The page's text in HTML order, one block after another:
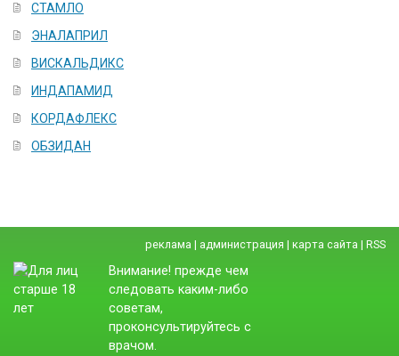
СТАМЛО
ЭНАЛАПРИЛ
ВИСКАЛЬДИКС
ИНДАПАМИД
КОРДАФЛЕКС
ОБЗИДАН
реклама | администрация | карта сайта | RSS
Внимание! прежде чем
следовать каким-либо
советам,
проконсультируйтесь с
врачом.